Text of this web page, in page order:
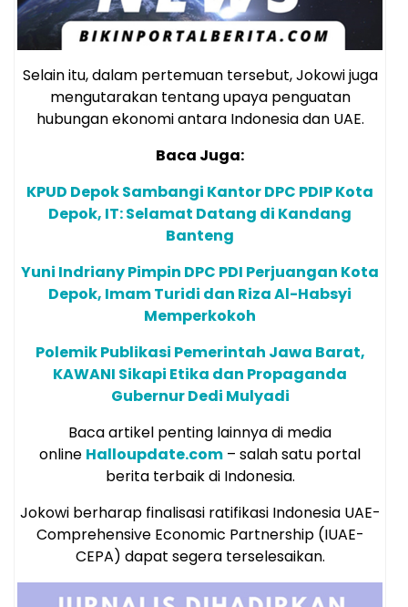
Selain itu, dalam pertemuan tersebut, Jokowi juga
mengutarakan tentang upaya penguatan
hubungan ekonomi antara Indonesia dan UAE.
Baca Juga:
KPUD Depok Sambangi Kantor DPC PDIP Kota
Depok, IT: Selamat Datang di Kandang
Banteng
Yuni Indriany Pimpin DPC PDI Perjuangan Kota
Depok, Imam Turidi dan Riza Al-Habsyi
Memperkokoh
Polemik Publikasi Pemerintah Jawa Barat,
KAWANI Sikapi Etika dan Propaganda
Gubernur Dedi Mulyadi
Baca artikel penting lainnya di media
online Halloupdate.com – salah satu portal
berita terbaik di Indonesia.
Jokowi berharap finalisasi ratifikasi Indonesia UAE-
Comprehensive Economic Partnership (IUAE-
CEPA) dapat segera terselesaikan.